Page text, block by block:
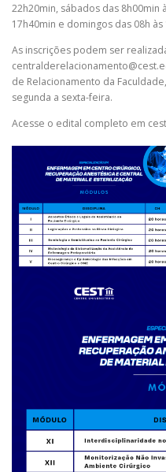
22h20min, sábados das 8h00min
17h40min e domingos das 08h às
As inscrições podem ser
de Relacionamento da
segunda a sexta-feira.
Acesse o edital completo em